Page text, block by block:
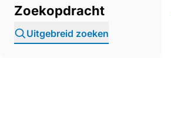
Zoekopdracht
Uitgebreid zoeken